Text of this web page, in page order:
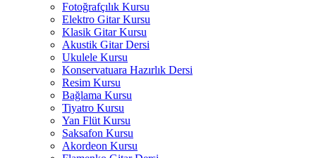
Fotoğrafçılık Kursu
Elektro Gitar Kursu
Klasik Gitar Kursu
Akustik Gitar Dersi
Ukulele Kursu
Konservatuara Hazırlık Dersi
Resim Kursu
Bağlama Kursu
Tiyatro Kursu
Yan Flüt Kursu
Saksafon Kursu
Akordeon Kursu